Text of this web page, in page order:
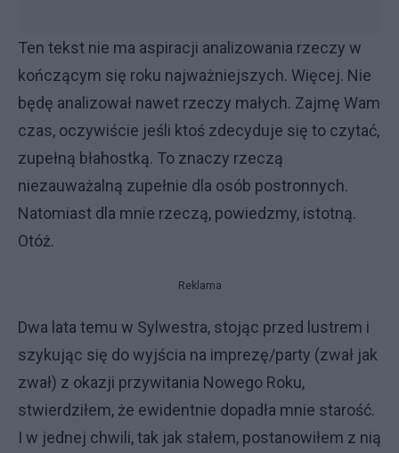
Ten tekst nie ma aspiracji analizowania rzeczy w
kończącym się roku najważniejszych. Więcej. Nie
będę analizował nawet rzeczy małych. Zajmę Wam
czas, oczywiście jeśli ktoś zdecyduje się to czytać,
zupełną błahostką. To znaczy rzeczą
niezauważalną zupełnie dla osób postronnych.
Natomiast dla mnie rzeczą, powiedzmy, istotną.
Otóż.
Reklama
Dwa lata temu w Sylwestra, stojąc przed lustrem i
szykując się do wyjścia na imprezę/party (zwał jak
zwał) z okazji przywitania Nowego Roku,
stwierdziłem, że ewidentnie dopadła mnie starość.
I w jednej chwili, tak jak stałem, postanowiłem z nią